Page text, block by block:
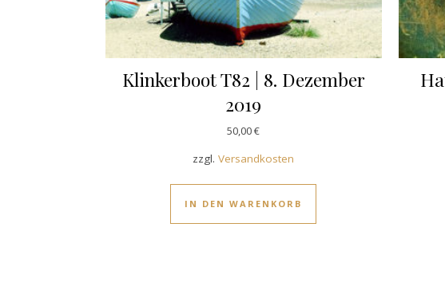
Klinkerboot T82 | 8. Dezember
2019
50,00€
zzgl.Versandkosten
IN DEN WARENKORB